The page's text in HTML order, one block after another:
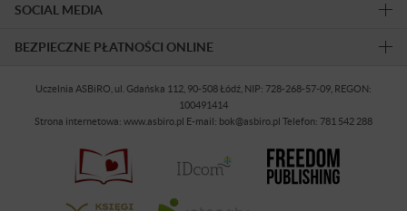
SOCIAL MEDIA
BEZPIECZNE PŁATNOŚCI ONLINE
Uczelnia ASBiRO, ul. Gdańska 112, 90-508 Łódź, NIP: 728-268-57-09, REGON:
100491414
Strona internetowa: www.asbiro.pl E-mail: bok@asbiro.pl Telefon: 781 542 288